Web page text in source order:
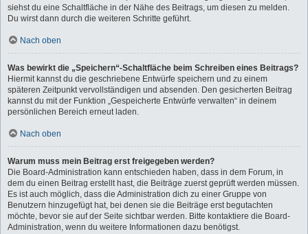
siehst du eine Schaltfläche in der Nähe des Beitrags, um diesen zu melden.
Du wirst dann durch die weiteren Schritte geführt.
Nach oben
Was bewirkt die „Speichern“-Schaltfläche beim Schreiben eines Beitrags?
Hiermit kannst du die geschriebene Entwürfe speichern und zu einem
späteren Zeitpunkt vervollständigen und absenden. Den gesicherten Beitrag
kannst du mit der Funktion „Gespeicherte Entwürfe verwalten“ in deinem
persönlichen Bereich erneut laden.
Nach oben
Warum muss mein Beitrag erst freigegeben werden?
Die Board-Administration kann entschieden haben, dass in dem Forum, in
dem du einen Beitrag erstellt hast, die Beiträge zuerst geprüft werden müssen.
Es ist auch möglich, dass die Administration dich zu einer Gruppe von
Benutzern hinzugefügt hat, bei denen sie die Beiträge erst begutachten
möchte, bevor sie auf der Seite sichtbar werden. Bitte kontaktiere die Board-
Administration, wenn du weitere Informationen dazu benötigst.